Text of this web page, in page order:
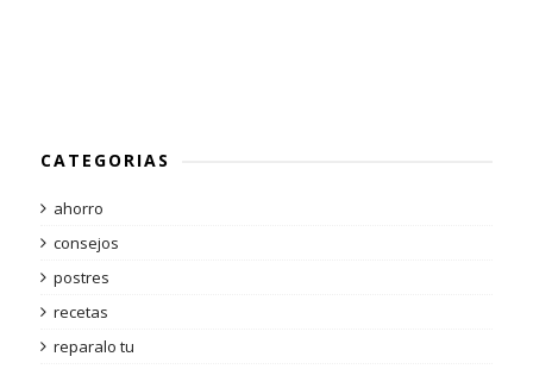
CATEGORIAS
ahorro
consejos
postres
recetas
reparalo tu